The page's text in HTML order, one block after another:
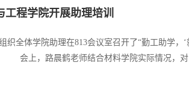
工程学院开展助理培训
织全体学院助理在813会议室召开了“勤工助学，
会上，路晨鹤老师结合材料学院实际情况，对
始生涯规划，针对性地完成自我提升。李敏宜